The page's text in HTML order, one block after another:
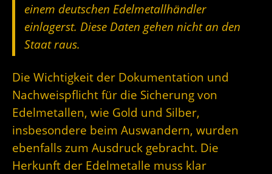
einem deutschen Edelmetallhändler
einlagerst. Diese Daten gehen nicht an den
Staat raus.
Die Wichtigkeit der Dokumentation und
Nachweispflicht für die Sicherung von
Edelmetallen, wie Gold und Silber,
insbesondere beim Auswandern, wurden
ebenfalls zum Ausdruck gebracht. Die
Herkunft der Edelmetalle muss klar